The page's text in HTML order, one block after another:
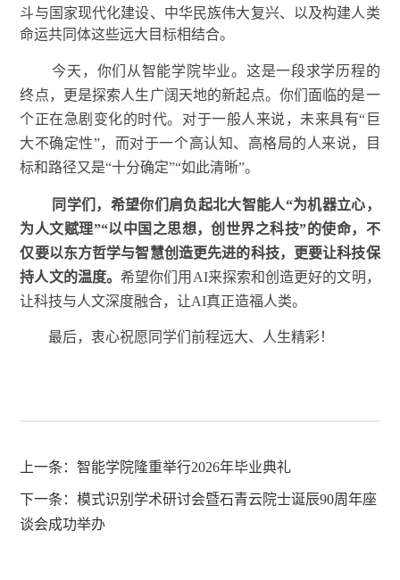
斗与国家现代化建设、中华民族伟大复兴、以及构建人类
命运共同体这些远大目标相结合。
今天，你们从智能学院毕业。这是一段求学历程的
终点，更是探索人生广阔天地的新起点。你们面临的是一
个正在急剧变化的时代。对于一般人来说，未来具有“巨
大不确定性”，而对于一个高认知、高格局的人来说，目
标和路径又是“十分确定”“如此清晰”。
同学们，希望你们肩负起北大智能人“为机器立心，
为人文赋理”“以中国之思想，创世界之科技”的使命，不
仅要以东方哲学与智慧创造更先进的科技，更要让科技保
持人文的温度。希望你们用AI来探索和创造更好的文明，
让科技与人文深度融合，让AI真正造福人类。
最后，衷心祝愿同学们前程远大、人生精彩！
上一条：智能学院隆重举行2026年毕业典礼
下一条：模式识别学术研讨会暨石青云院士诞辰90周年座
谈会成功举办